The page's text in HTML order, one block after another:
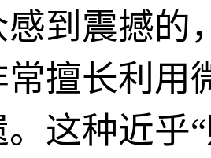
到震撼的
擅长利用
这种近乎